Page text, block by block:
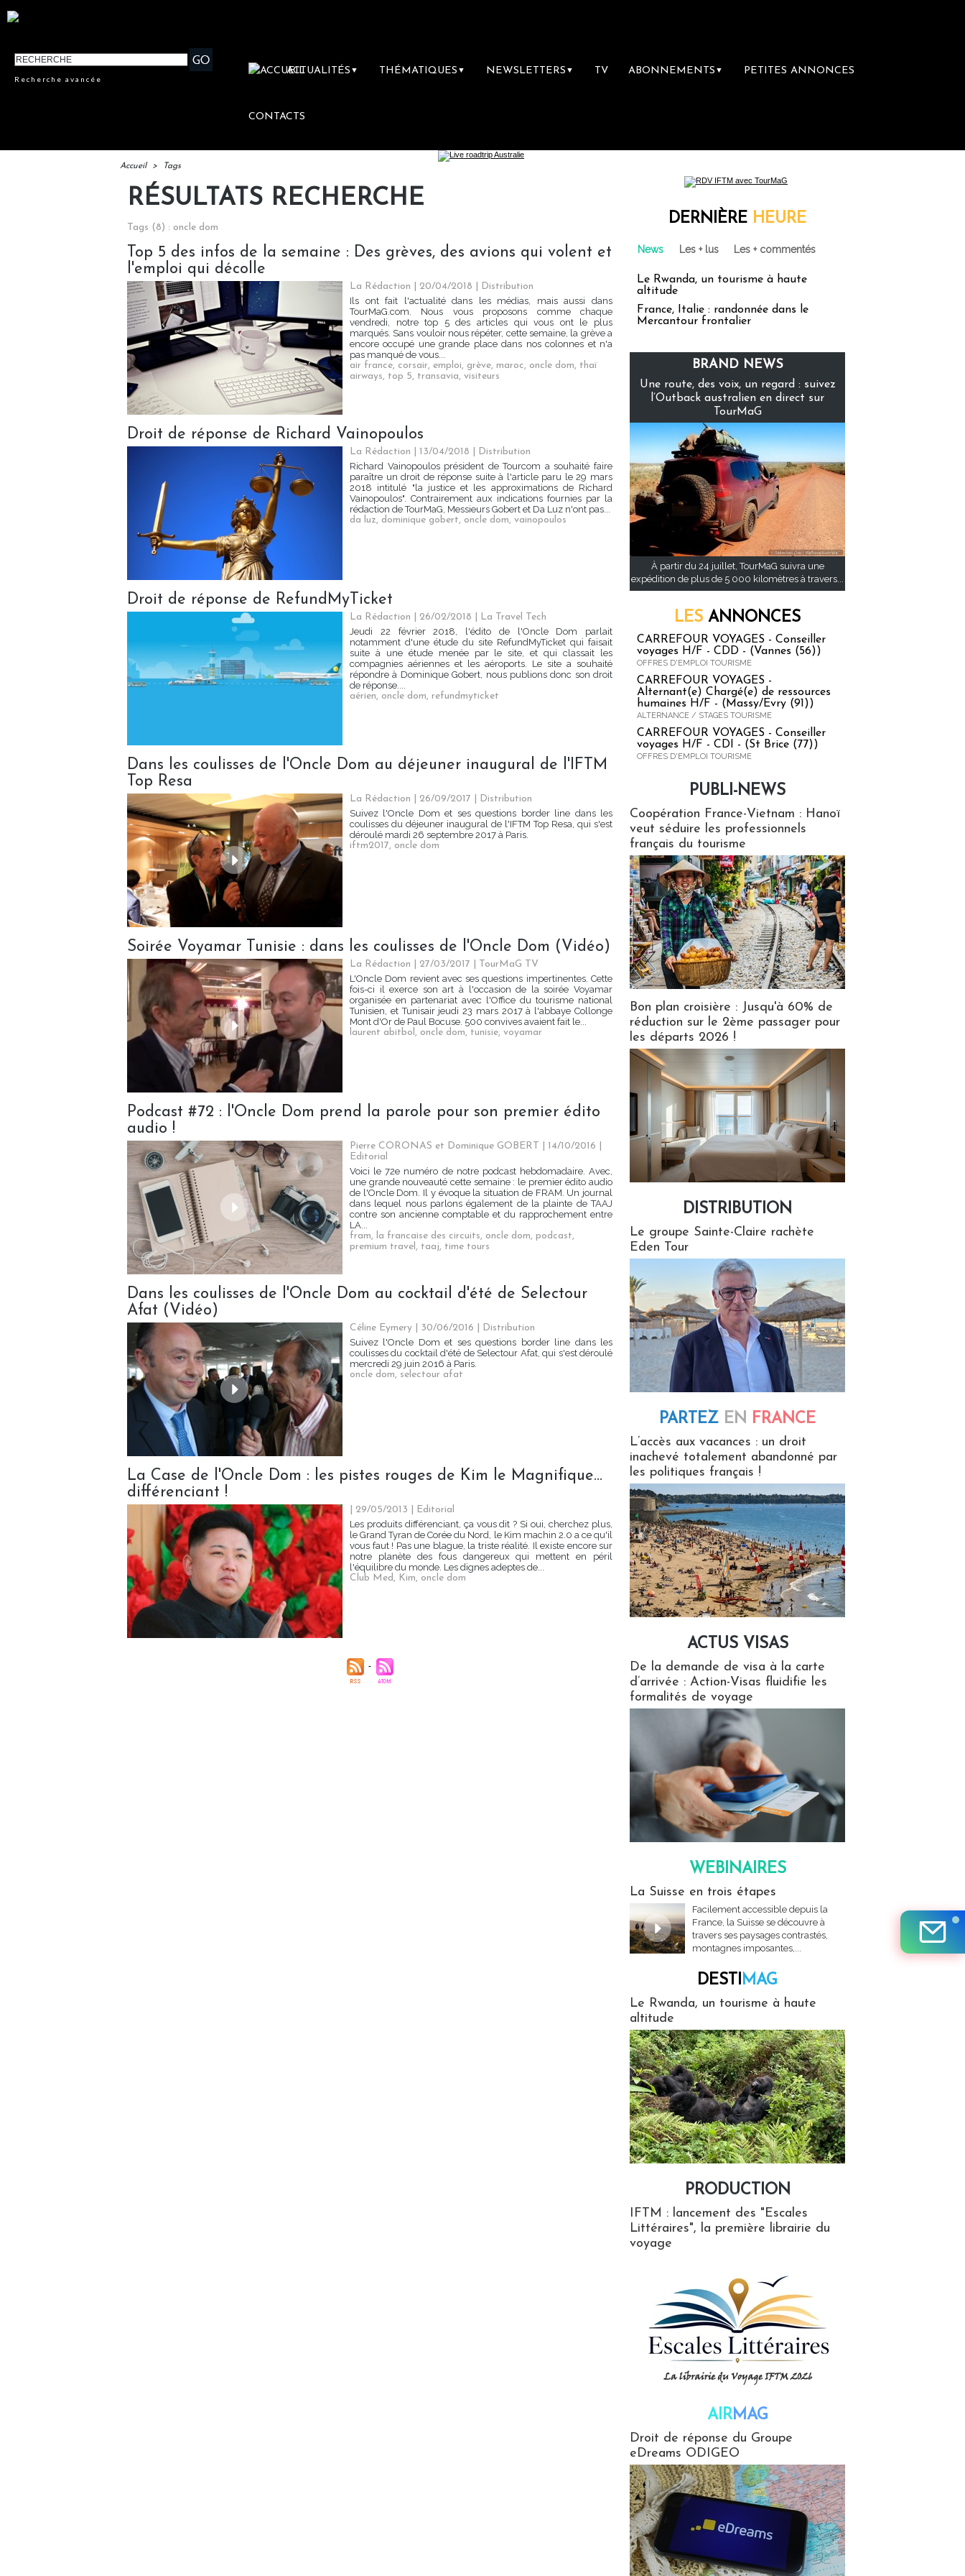
Recherche avancée
ACTUALITÉS ▼ THÉMATIQUES ▼ NEWSLETTERS ▼ TV ABONNEMENTS ▼ PETITES ANNONCES
CONTACTS
Accueil > Tags
RÉSULTATS RECHERCHE
Tags (8) : oncle dom
Top 5 des infos de la semaine : Des grèves, des avions qui volent et
l'emploi qui décolle
La Rédaction | 20/04/2018
Distribution
Ils ont fait l'actualité dans les médias, mais aussi dans
TourMaG.com. Nous vous proposons comme chaque
vendredi, notre top 5 des articles qui vous ont le plus
marqués. Sans vouloir nous répéter, cette semaine, la grève a
encore occupé une grande place dans nos colonnes et n'a
pas manqué de vous...
air france, corsair, emploi, grève, maroc, oncle dom, thaï
airways, top 5, transavia, visiteurs
Droit de réponse de Richard Vainopoulos
La Rédaction | 13/04/2018
Distribution
Richard Vainopoulos président de Tourcom a souhaité faire
paraître un droit de réponse suite à l'article paru le 29 mars
2018 intitulé "la justice et les approximations de Richard
Vainopoulos". Contrairement aux indications fournies par la
rédaction de TourMaG, Messieurs Gobert et Da Luz n'ont pas...
da luz, dominique gobert, oncle dom, vainopoulos
Droit de réponse de RefundMyTicket
La Rédaction | 26/02/2018
La Travel Tech
Jeudi 22 février 2018, l'édito de l'Oncle Dom parlait
notamment d'une étude du site RefundMyTicket qui faisait
suite à une étude menée par le site, et qui classait les
compagnies aériennes et les aéroports. Le site a souhaité
répondre à Dominique Gobert, nous publions donc son droit
de réponse....
aérien, oncle dom, refundmyticket
Dans les coulisses de l'Oncle Dom au déjeuner inaugural de l'IFTM
Top Resa
La Rédaction | 26/09/2017
Distribution
Suivez l'Oncle Dom et ses questions border line dans les
coulisses du déjeuner inaugural de l'IFTM Top Resa, qui s'est
déroulé mardi 26 septembre 2017 à Paris.
iftm2017, oncle dom
Soirée Voyamar Tunisie : dans les coulisses de l'Oncle Dom (Vidéo)
La Rédaction | 27/03/2017
TourMaG TV
L'Oncle Dom revient avec ses questions impertinentes. Cette
fois-ci il exerce son art à l'occasion de la soirée Voyamar
organisée en partenariat avec l'Office du tourisme national
Tunisien, et Tunisair jeudi 23 mars 2017 à l'abbaye Collonge
Mont d'Or de Paul Bocuse. 500 convives avaient fait le...
laurent abitbol, oncle dom, tunisie, voyamar
Podcast #72 : l'Oncle Dom prend la parole pour son premier édito
audio !
Pierre CORONAS et Dominique GOBERT | 14/10/2016
Editorial
Voici le 72e numéro de notre podcast hebdomadaire. Avec,
une grande nouveauté cette semaine : le premier édito audio
de l'Oncle Dom. Il y évoque la situation de FRAM. Un journal
dans lequel nous parlons également de la plainte de TAAJ
contre son ancienne comptable et du rapprochement entre
LA...
fram, la francaise des circuits, oncle dom, podcast,
premium travel, taaj, time tours
Dans les coulisses de l'Oncle Dom au cocktail d'été de Selectour
Afat (Vidéo)
Céline Eymery | 30/06/2016
Distribution
Suivez l'Oncle Dom et ses questions border line dans les
coulisses du cocktail d'été de Selectour Afat, qui s'est déroulé
mercredi 29 juin 2016 à Paris.
oncle dom, selectour afat
La Case de l'Oncle Dom : les pistes rouges de Kim le Magnifique...
différenciant !
| 29/05/2013
Editorial
Les produits différenciant, ça vous dit ? Si oui, cherchez plus,
le Grand Tyran de Corée du Nord, le Kim machin 2.0 a ce qu'il
vous faut ! Pas une blague, la triste réalité. Il existe encore sur
notre planète des fous dangereux qui mettent en péril
l'équilibre du monde. Les dignes adeptes de...
Club Med, Kim, oncle dom
DERNIÈRE HEURE
News Les + lus Les + commentés
Le Rwanda, un tourisme à haute
altitude
France, Italie : randonnée dans le
Mercantour frontalier
BRAND NEWS
Une route, des voix, un regard : suivez
l’Outback australien en direct sur
TourMaG
À partir du 24 juillet, TourMaG suivra une
expédition de plus de 5 000 kilomètres à travers...
LES ANNONCES
CARREFOUR VOYAGES - Conseiller
voyages H/F - CDD - (Vannes (56))
OFFRES D'EMPLOI TOURISME
CARREFOUR VOYAGES -
Alternant(e) Chargé(e) de ressources
humaines H/F - (Massy/Evry (91))
ALTERNANCE / STAGES TOURISME
CARREFOUR VOYAGES - Conseiller
voyages H/F - CDI - (St Brice (77))
OFFRES D'EMPLOI TOURISME
PUBLI-NEWS
Coopération France-Vietnam : Hanoï
veut séduire les professionnels
français du tourisme
Bon plan croisière : Jusqu'à 60% de
réduction sur le 2ème passager pour
les départs 2026 !
DISTRIBUTION
Le groupe Sainte-Claire rachète
Eden Tour
PARTEZ EN FRANCE
L’accès aux vacances : un droit
inachevé totalement abandonné par
les politiques français !
ACTUS VISAS
De la demande de visa à la carte
d’arrivée : Action-Visas fluidifie les
formalités de voyage
WEBINAIRES
La Suisse en trois étapes
Facilement accessible depuis la
France, la Suisse se découvre à
travers ses paysages contrastés,
montagnes imposantes,...
DESTIMAG
Le Rwanda, un tourisme à haute
altitude
PRODUCTION
IFTM : lancement des "Escales
Littéraires", la première librairie du
voyage
AIRMAG
Droit de réponse du Groupe
eDreams ODIGEO